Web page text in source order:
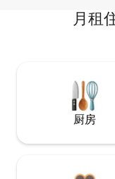
月租
厨房